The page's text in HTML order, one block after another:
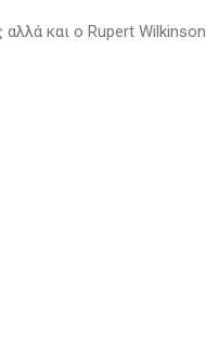
και ο Rupert Wilkinson.